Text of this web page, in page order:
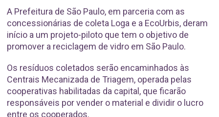
A Prefeitura de São Paulo, em parceria com as
concessionárias de coleta Loga e a EcoUrbis, deram
início a um projeto-piloto que tem o objetivo de
promover a reciclagem de vidro em São Paulo.
Os resíduos coletados serão encaminhados às
Centrais Mecanizada de Triagem, operada pelas
cooperativas habilitadas da capital, que ficarão
responsáveis por vender o material e dividir o lucro
entre os cooperados.